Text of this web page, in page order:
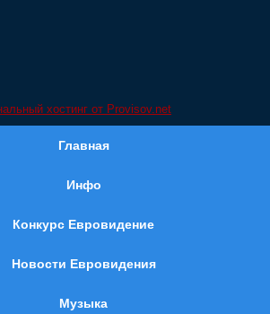
Главная
Инфо
Конкурс Евровидение
Новости Евровидения
Музыка